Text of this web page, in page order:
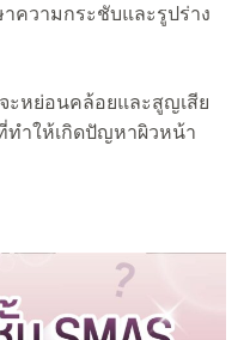
ความกระชับและรูปร่าง
ะหย่อนคล้อยและสูญเสีย
ทำให้เกิดปัญหาผิวหน้า